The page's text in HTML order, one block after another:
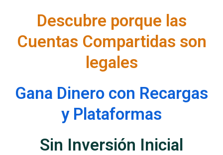
Descubre porque las
Cuentas Compartidas son
legales
Gana Dinero con Recargas
y Plataformas
Sin Inversión Inicial